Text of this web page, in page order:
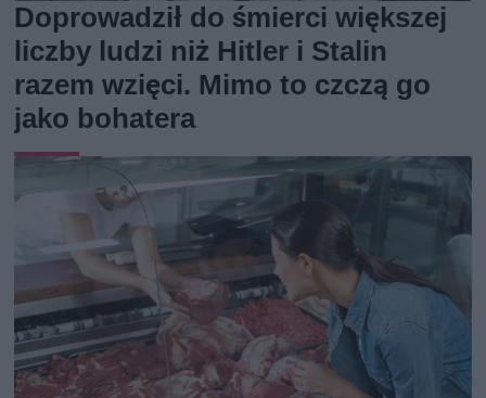
Doprowadził do śmierci większej
liczby ludzi niż Hitler i Stalin
razem wzięci. Mimo to czczą go
jako bohatera